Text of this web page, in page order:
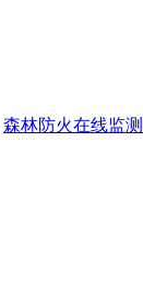
森林防火在线监